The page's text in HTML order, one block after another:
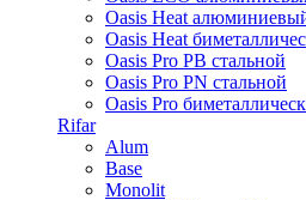
Oasis Heat
Oasis Heat
Oasis Pro PB стальной
Oasis Pro PN стальной
Oasis Pro
Rifar
Alum
Base
Monolit